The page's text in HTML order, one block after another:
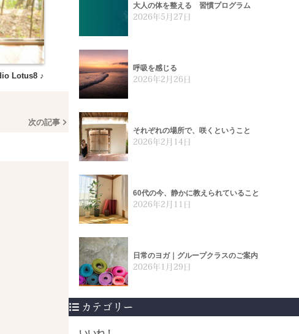
Lotus8 ♪
次の記事
大人の体を整える 習慣プログラム
2026年5月27日
呼吸を感じる
2026年2月26日
それぞれの場所で、咲くということ
2026年2月14日
60代の今、静かに教えられていること
2026年2月11日
日常のヨガ｜グループクラスのご案内
2026年1月29日
カテゴリー